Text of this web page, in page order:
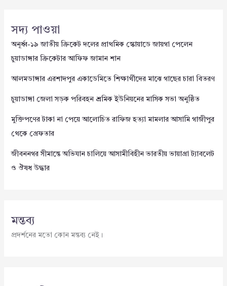
সদ্য পাওয়া
অনূর্ধ্ব-১৯ জাতীয় ক্রিকেট দলের প্রাথমিক স্কোয়াডে জায়গা পেলেন
চুয়াডাঙ্গার ক্রিকেটার আফিফ জামান শান
আলমডাঙ্গার এরশাদপুর একাডেমিতে শিক্ষার্থীদের মাঝে গাছের চারা বিতরণ
চুয়াডাঙ্গা জেলা সড়ক পরিবহন শ্রমিক ইউনিয়নের মাসিক সভা অনুষ্ঠিত
মুক্তিপণের টাকা না পেয়ে আলোচিত রাফিজ হত্যা মামলার আসামি গাজীপুর
থেকে গ্রেফতার
জীবননগর সীমান্তে অভিযান চালিয়ে আসামীবিহীন ভারতীয় ভায়াগ্রা ট্যাবলেট
ও ঔষধ উদ্ধার
মন্তব্য
প্রদর্শনের মতো কোন মন্তব্য নেই।